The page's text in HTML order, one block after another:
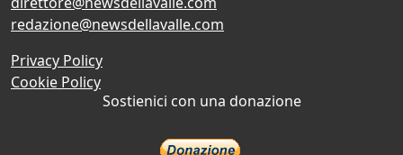
redazione@newsdellavalle.com
Privacy Policy
Cookie Policy
Sostienici con una donazione